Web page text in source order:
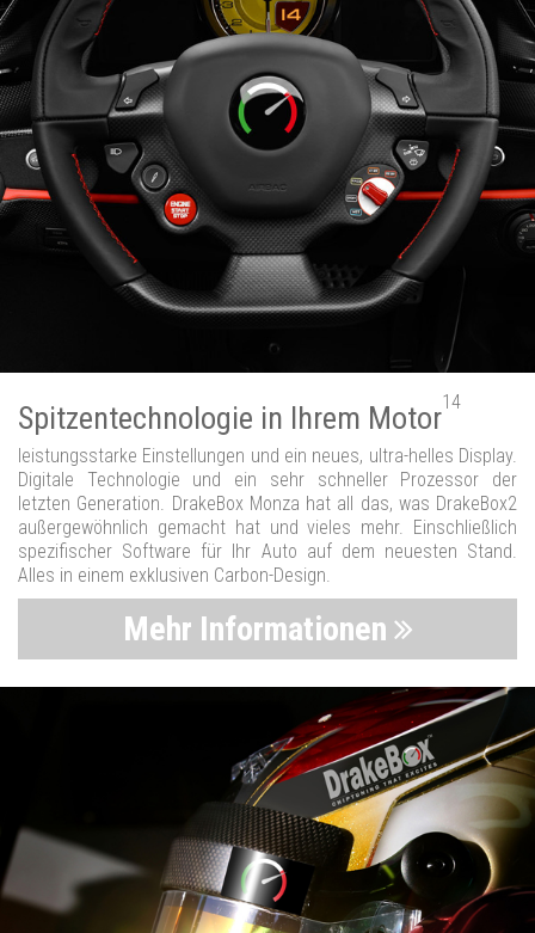
Spitzentechnologie in Ihrem Motor14
leistungsstarke Einstellungen und ein neues, ultra-helles Display.
Digitale Technologie und ein sehr schneller Prozessor der
letzten Generation. DrakeBox Monza hat all das, was DrakeBox2
außergewöhnlich gemacht hat und vieles mehr. Einschließlich
spezifischer Software für Ihr Auto auf dem neuesten Stand.
Alles in einem exklusiven Carbon-Design.
Mehr Informationen